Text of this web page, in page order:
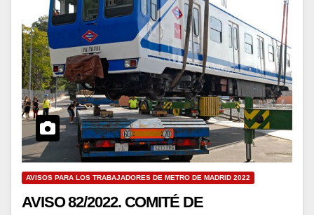
AVISOS PARA LOS TRABAJADORES DE METRO DE MADRID 2022
AVISO 82/2022. COMITÉ DE